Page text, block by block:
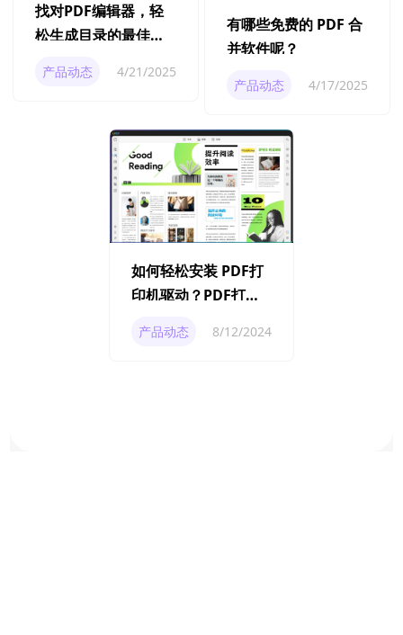
找对PDF编辑器，轻
松生成目录的最佳攻
产品动态 4/21/2025
有哪些免费的 PDF 合
并软件呢？
产品动态 4/17/2025
如何轻松安装 PDF打
印机驱动？PDF打印
产品动态 8/12/2024